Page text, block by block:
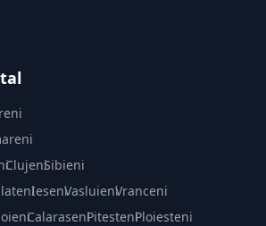
·Clujeni·Sibieni
·Ieseni·Vasluieni·Vranceni
·Calaraseni·Pitesteni·Ploiesteni·